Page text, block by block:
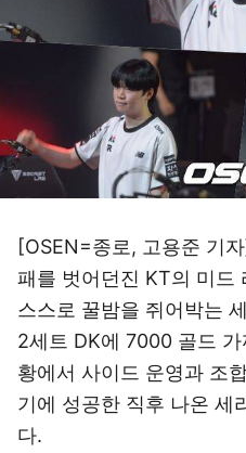
[OSEN=종로, 고용준 기
패를 벗어던진 KT의 미드
스스로 꿀밤을 쥐어박는
2세트 DK에 7000 골드
황에서 사이드 운영과 조
기에 성공한 직후 나온 세
다.